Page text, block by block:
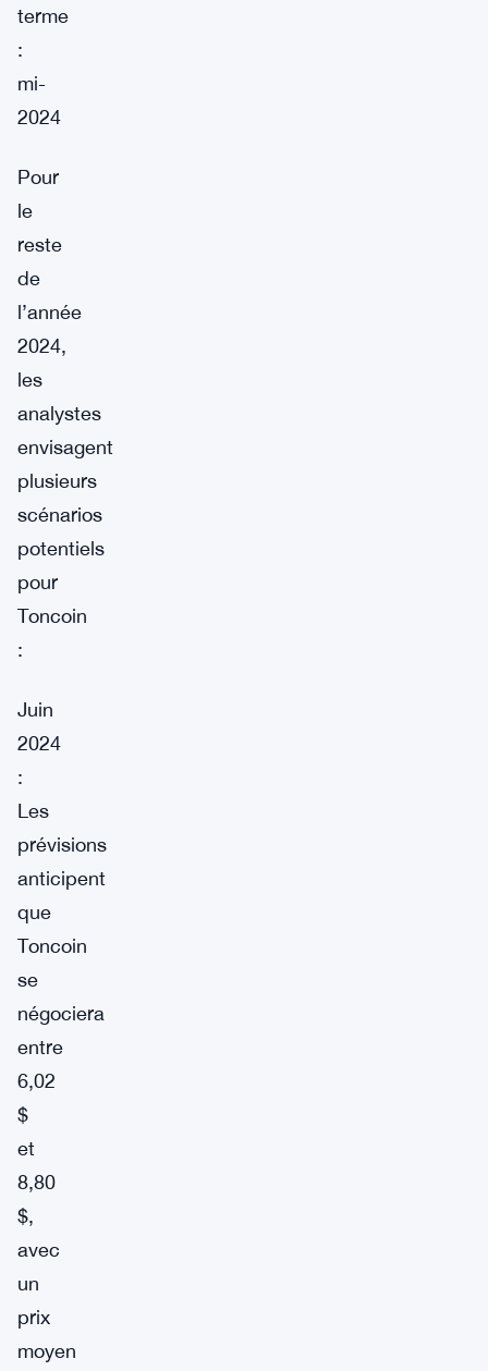
terme
:
mi-
2024
Pour
le
reste
de
l’année
2024,
les
analystes
envisagent
plusieurs
scénarios
potentiels
pour
Toncoin
:
Juin
2024
:
Les
prévisions
anticipent
que
Toncoin
se
négociera
entre
6,02
$
et
8,80
$,
avec
un
prix
moyen